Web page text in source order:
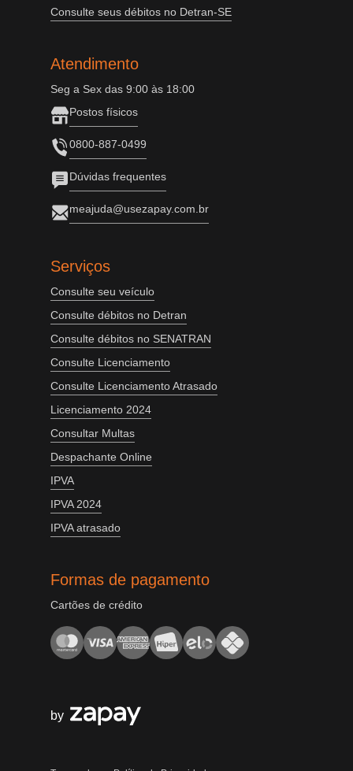
Consulte seus débitos no Detran-SE
Atendimento
Seg a Sex das 9:00 às 18:00
Postos físicos
0800-887-0499
Dúvidas frequentes
meajuda@usezapay.com.br
Serviços
Consulte seu veículo
Consulte débitos no Detran
Consulte débitos no SENATRAN
Consulte Licenciamento
Consulte Licenciamento Atrasado
Licenciamento 2024
Consultar Multas
Despachante Online
IPVA
IPVA 2024
IPVA atrasado
Formas de pagamento
Cartões de crédito
by